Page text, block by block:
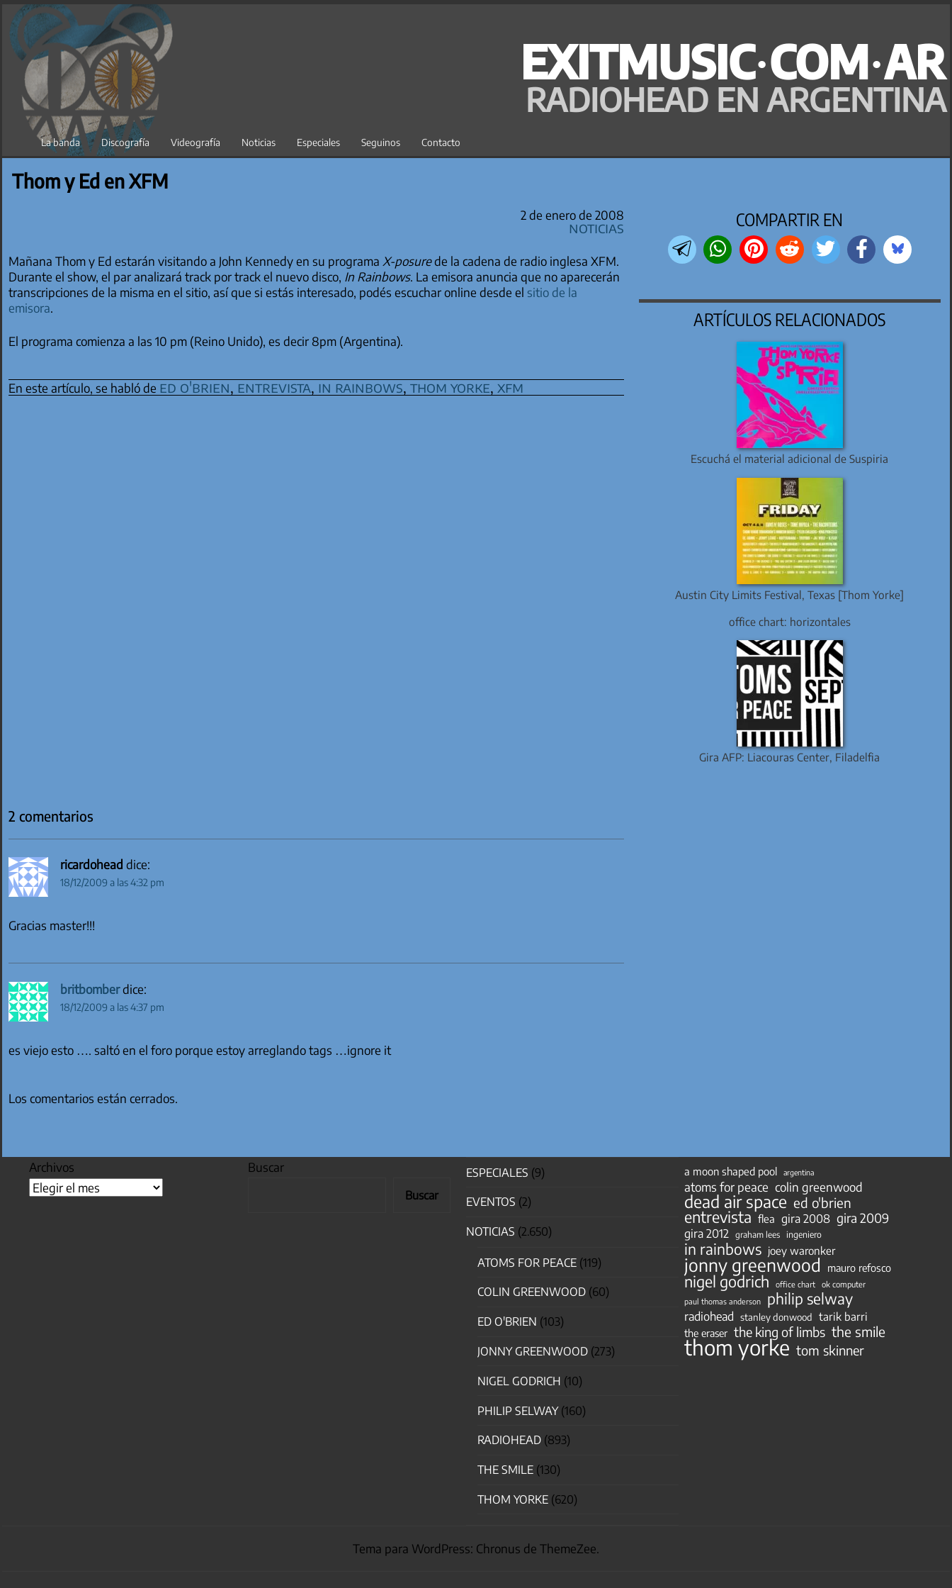
Saltar
contenido
EXITMUSIC·COM·AR
RADIOHEAD EN ARGENTINA
La banda Discografía Videografía Noticias Especiales Seguinos Contacto
Thom y Ed en XFM
2 de enero de 2008
Noticias
Mañana Thom y Ed estarán visitando a John Kennedy en su programa X-posurede la cadena de radio inglesa XFM.
Durante el show, el par analizará track por track el nuevo disco, In Rainbows. La emisora anuncia que no aparecerán
transcripciones de la misma en el sitio, así que si estás interesado, podés escuchar online desde el sitio de la
emisora.
El programa comienza a las 10 pm (Reino Unido), es decir 8pm (Argentina).
En este artículo, se habló de ed o'brien entrevista in rainbows thom yorke xfm
COMPARTIR EN
ARTÍCULOS RELACIONADOS
Escuchá el material adicional de Suspiria
Austin City Limits Festival, Texas [Thom Yorke]
office chart: horizontales
Gira AFP: Liacouras Center, Filadelfia
2 comentarios
ricardohead dice:
18/12/2009 a las 4:32 pm
Gracias master!!!
britbomberdice:
18/12/2009 a las 4:37 pm
es viejo esto …. saltó en el foro porque estoy arreglando tags …ignore it
Los comentarios están cerrados.
Archivos Buscar
Buscar
ESPECIALES (9)
EVENTOS (2)
NOTICIAS (2.650)
ATOMS FOR PEACE (119)
COLIN GREENWOOD (60)
ED O'BRIEN (103)
JONNY GREENWOOD (273)
NIGEL GODRICH (10)
PHILIP SELWAY(160)
RADIOHEAD (893)
THE SMILE (130)
THOM YORKE (620)
a moon shaped pool argentina
atoms for peace colin greenwood
dead air space ed o'brien
entrevista flea gira 2008 gira 2009
gira 2012 graham lees ingeniero
in rainbows joey waronker
jonny greenwood mauro refosco
nigel godrich office chart ok computer
paul thomas anderson philip selway
radiohead stanley donwood tarik barri
the eraser the king of limbs the smile
thom yorke tom skinner
Tema para WordPress: Chronus de ThemeZee.